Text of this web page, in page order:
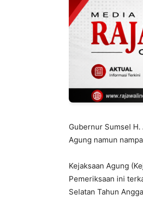
Gubernur Sumsel
Agung namun
Kejaksaan Agung
Pemeriksaan ini
Selatan Tahun